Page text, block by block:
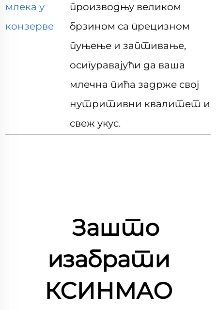
млека у
конзерве
производњу великом
брзином са прецизном
пуњење и заптивање,
осигуравајући да ваша
млечна пића задрже свој
нутритивни квалитет и
свеж укус.
Зашто
изабрати
КСИНМАО